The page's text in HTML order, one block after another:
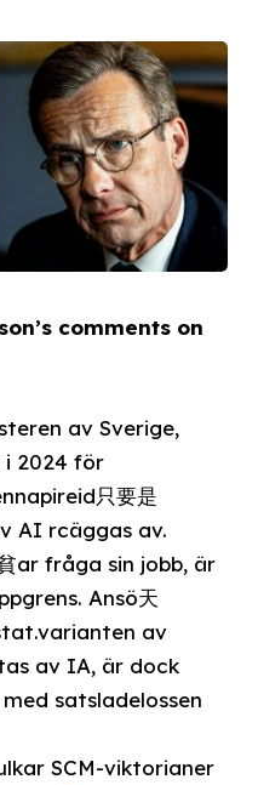
comments on
av Sverige,
i 2024 för
只要是
AI rcäggas av.
ar fråga sin jobb, är
Ansö天
av
av IA, är dock
satsladelossen
SCM-viktorianer